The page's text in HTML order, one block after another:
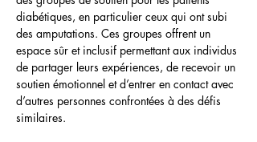
diabétiques, en particulier ceux qui ont subi
des amputations. Ces groupes offrent un
espace sûr et inclusif permettant aux individus
de partager leurs expériences, de recevoir un
soutien émotionnel et d’entrer en contact avec
d’autres personnes confrontées à des défis
similaires.